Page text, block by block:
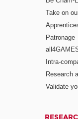
Take on
Patronage
Intra-
Research
Validate